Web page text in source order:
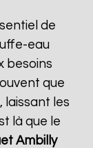
de
eau
besoins
que
laissant les
là que le
Ambilly